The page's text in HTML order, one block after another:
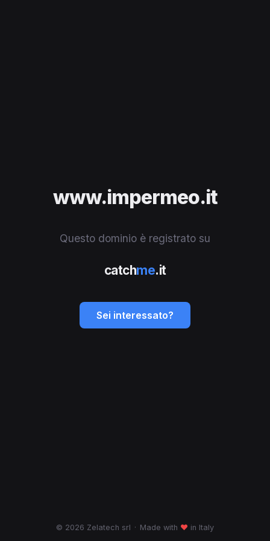
www.impermeo.it
Questo dominio è registrato su
catchme.it
Sei interessato?
© 2026 Zelatech srl · Made with ♥ in Italy